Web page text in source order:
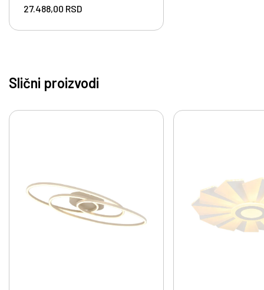
27.488,00 RSD
Slični proizvodi